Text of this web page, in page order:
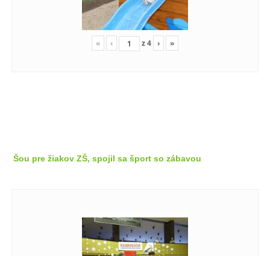
« ‹ z4 › »
Šou pre žiakov ZŠ, spojil sa šport so zábavou